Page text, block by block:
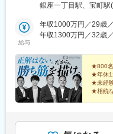
ロ銀座線「京橋駅」よ
分・JR京葉線・東京
銀座一丁目駅、宝町
給与
年収1000万円／29歳
年収1300万円／32歳
★800名
★年休
★未経
★相続